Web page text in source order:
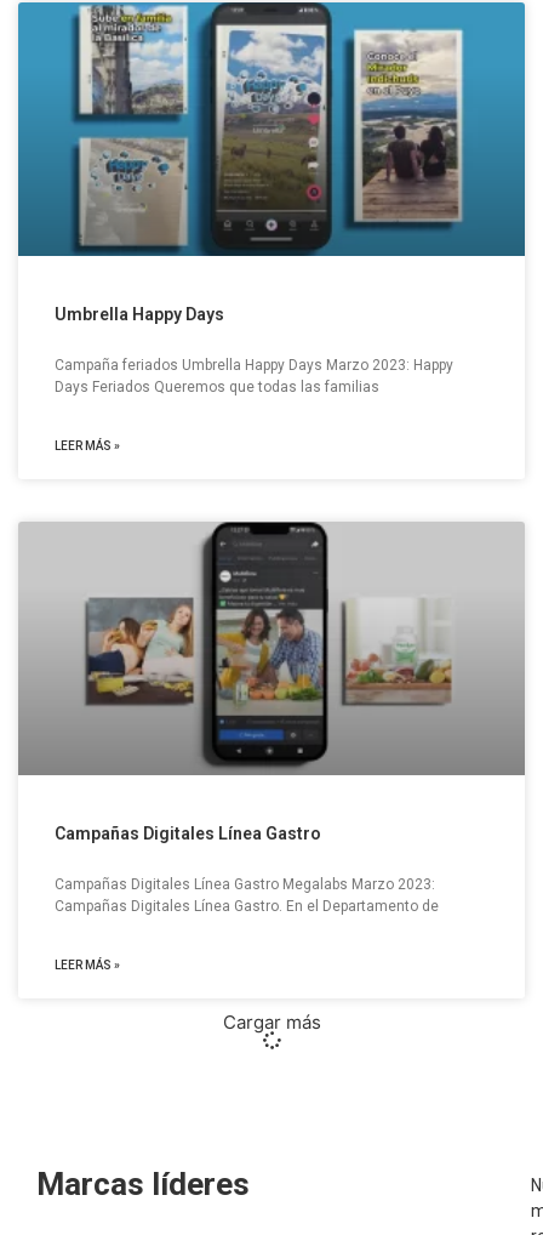
Umbrella Happy Days
Campaña feriados Umbrella Happy Days Marzo 2023: Happy
Days Feriados Queremos que todas las familias
LEER MÁS »
Campañas Digitales Línea Gastro
Campañas Digitales Línea Gastro Megalabs Marzo 2023:
Campañas Digitales Línea Gastro. En el Departamento de
LEER MÁS »
Cargar más
Marcas líderes